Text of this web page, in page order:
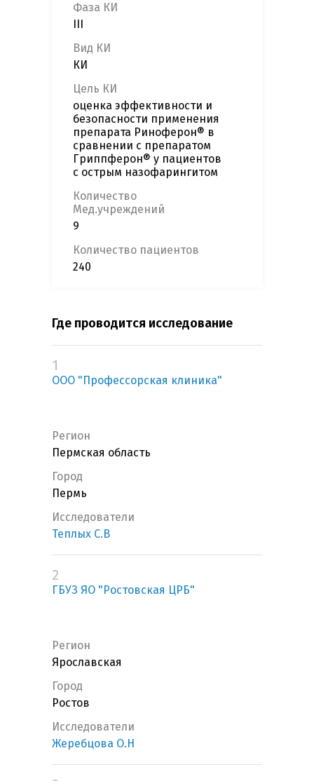
Фаза КИ
Вид КИ
КИ
Цель КИ
оценка эффективности и
безопасности применения
препарата Риноферон® в
сравнении с препаратом
Гриппферон® у пациентов
с острым назофарингитом
Количество
Мед.учреждений
9
Количество пациентов
240
Где проводится исследование
1
ООО "Профессорская клиника"
Регион
Пермская область
Город
Пермь
Исследователи
Теплых С.В
2
ГБУЗ ЯО "Ростовская ЦРБ"
Регион
Ярославская
Город
Ростов
Исследователи
Жеребцова О.Н